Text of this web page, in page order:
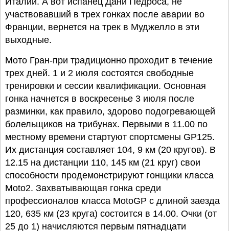
участвовавший в трех гонках после аварии во
Франции, вернется на трек в Муджелло в эти
выходные.
Мото Гран-при традиционно проходит в течение
трех дней. 1 и 2 июля состоятся свободные
тренировки и сессии квалификации. Основная
гонка начнется в воскресенье 3 июля после
разминки, как правило, здорово подогревающей
болельщиков на трибунах. Первыми в 11.00 по
местному времени стартуют спортсмены GP125.
Их дистанция составляет 104, 9 км (20 кругов). В
12.15 на дистанции 110, 145 км (21 круг) свои
способности продемонстрируют гонщики класса
Moto2. Захватывающая гонка среди
профессионалов класса MotoGP с длиной заезда
120, 635 км (23 круга) состоится в 14.00. Очки (от
25 до 1) начисляются первым пятнадцати